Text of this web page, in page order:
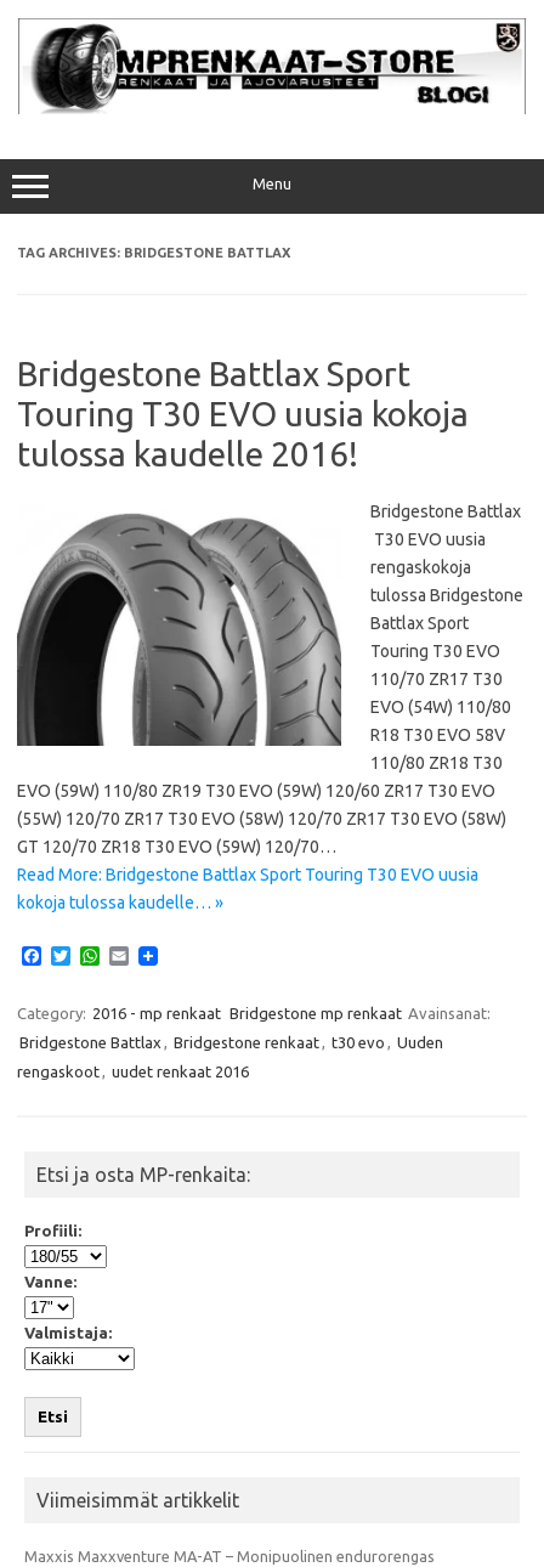
content
Menu
TAG ARCHIVES: BRIDGESTONE BATTLAX
Bridgestone Battlax Sport
Touring T30 EVO uusia kokoja
tulossa kaudelle 2016!
Bridgestone Battlax
T30 EVO uusia
rengaskokoja
tulossa Bridgestone
Battlax Sport
Touring T30 EVO
110/70 ZR17 T30
EVO (54W) 110/80
R18 T30 EVO 58V
110/80 ZR18 T30
EVO (59W) 110/80 ZR19 T30 EVO (59W) 120/60 ZR17 T30 EVO
(55W) 120/70 ZR17 T30 EVO (58W) 120/70 ZR17 T30 EVO (58W)
GT 120/70 ZR18 T30 EVO (59W) 120/70…
Read More: Bridgestone Battlax Sport Touring T30 EVO uusia
kokoja tulossa kaudelle… »
e
b
o
o
T
t
t
e
r
W
t
A
p
E
i
l
Category: 2016 - mp renkaat Bridgestone mp renkaat Avainsanat:
Bridgestone Battlax , Bridgestone renkaat, t30 evo , Uuden
rengaskoot, uudet renkaat 2016
Etsi ja osta MP-renkaita:
Profiili:
Vanne:
Valmistaja:
Etsi
Viimeisimmät artikkelit
Maxxis Maxxventure MA-AT – Monipuolinen endurorengas